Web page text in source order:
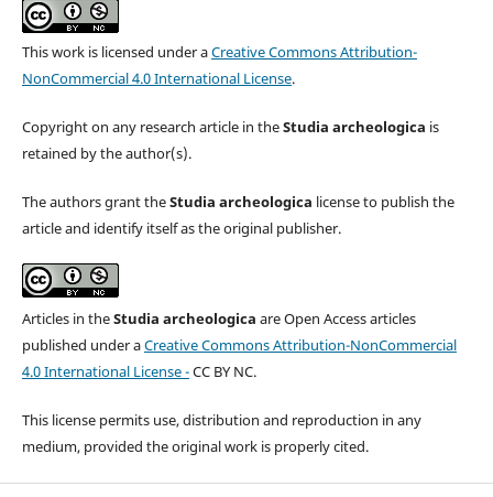
This work is licensed under aCreative Commons Attribution-
NonCommercial 4.0 International License.
Copyright on any research article in theStudia archeologica is
retained by the author(s).
The authors grant theStudia archeologica license to publish the
article and identify itself as the original publisher.
Articles in theStudia archeologica are Open Access articles
published under aCreative Commons Attribution-NonCommercial
4.0 International License -CC BY NC.
This license permits use, distribution and reproduction in any
medium, provided the original work is properly cited.